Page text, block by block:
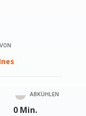
Ines
ABKÜHLEN
0 Min.